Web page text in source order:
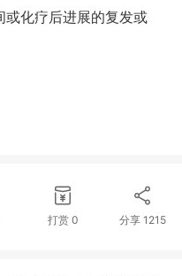
化疗后进展的复发或
打赏0 分享 1215